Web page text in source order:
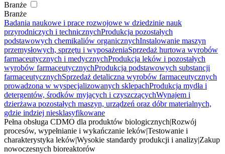
Branże
Branże
Badania naukowe i prace rozwojowe w dziedzinie nauk
przyrodniczych i technicznychProdukcja pozostałych
podstawowych chemikaliów organicznychInstalowanie maszyn
przemysłowych, sprzętu i wyposażeniaSprzedaż hurtowa wyrobów
farmaceutycznych i medycznychProdukcja leków i pozostałych
wyrobów farmaceutycznychProdukcja podstawowych substancji
farmaceutycznychSprzedaż detaliczna wyrobów farmaceutycznych
prowadzona w wyspecjalizowanych sklepachProdukcja mydła i
detergentów, środków myjących i czyszczącychWynajem i
dzierżawa pozostałych maszyn, urządzeń oraz dóbr materialnych,
gdzie indziej niesklasyfikowane
Pełna obsługa CDMO dla produktów biologicznychRozwój
procesów, wypełnianie i wykańczanie lekówTestowanie i
charakterystyka lekówWysokie standardy produkcji i analizyZakup
nowoczesnych bioreaktorów